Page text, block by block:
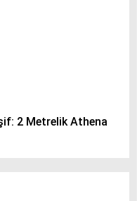
2 Metrelik Athena